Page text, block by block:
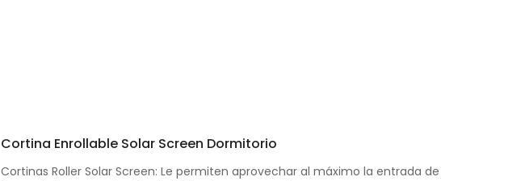
Cortina Enrollable Solar Screen Dormitorio
Cortinas Roller Solar Screen: Le permiten aprovechar al máximo la entrada de